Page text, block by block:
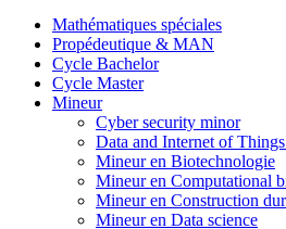
Mathématiques spéciales
Propédeutique & MAN
Cycle Bachelor
Cycle Master
Mineur
Cyber security minor
Data and Internet of
Mineur en Biotechnologie
Mineur en Computational
Mineur en Construction
Mineur en Data science